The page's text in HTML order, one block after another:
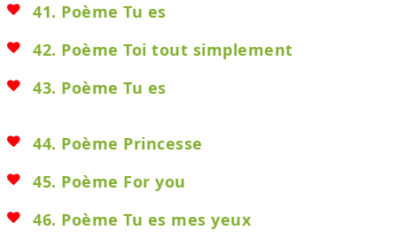
41. Poème Tu es
42. Poème Toi tout simplement
43. Poème Tu es
44. Poème Princesse
45. Poème For you
46. Poème Tu es mes yeux